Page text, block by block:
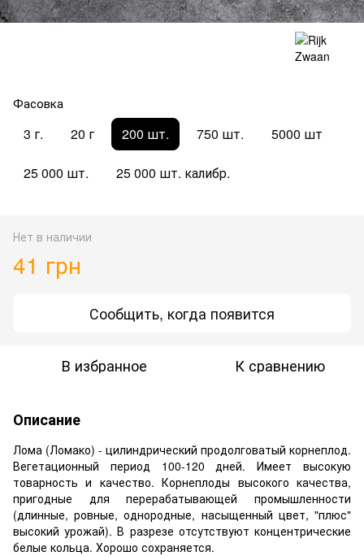
Фасовка
3 г. 20 г 200 шт. 750 шт. 5000 шт
25 000 шт. 25 000 шт. калибр.
Нет в наличии
41 грн
Сообщить, когда появится
В избранное К сравнению
Описание
Лома (Ломако) - цилиндрический продолговатый корнеплод.
Вегетационный период 100-120 дней. Имеет высокую
товарность и качество. Корнеплоды высокого качества,
пригодные для перерабатывающей промышленности
(длинные, ровные, однородные, насыщенный цвет, "плюс"
высокий урожай). В разрезе отсутствуют концентрические
белые кольца. Хорошо сохраняется.